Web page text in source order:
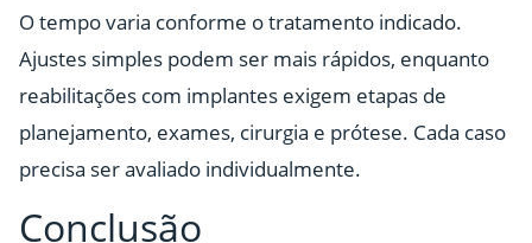
O tempo varia conforme o tratamento indicado.
Ajustes simples podem ser mais rápidos, enquanto
reabilitações com implantes exigem etapas de
planejamento, exames, cirurgia e prótese. Cada caso
precisa ser avaliado individualmente.
Conclusão